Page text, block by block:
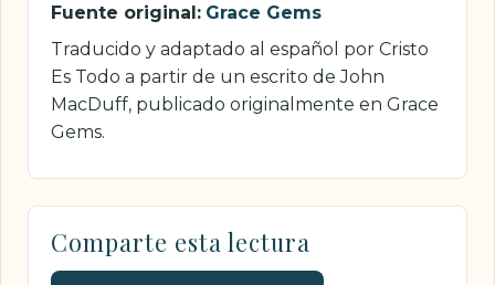
Fuente original: Grace Gems
Traducido y adaptado al español por Cristo
Es Todo a partir de un escrito de John
MacDuff, publicado originalmente en Grace
Gems.
Comparte esta lectura